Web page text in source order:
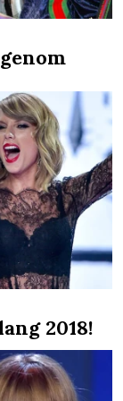
2018!